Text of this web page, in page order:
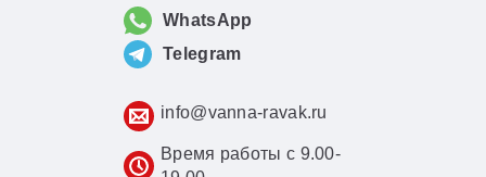
WhatsApp
Telegram
info@vanna-ravak.ru
Время работы с 9.00-